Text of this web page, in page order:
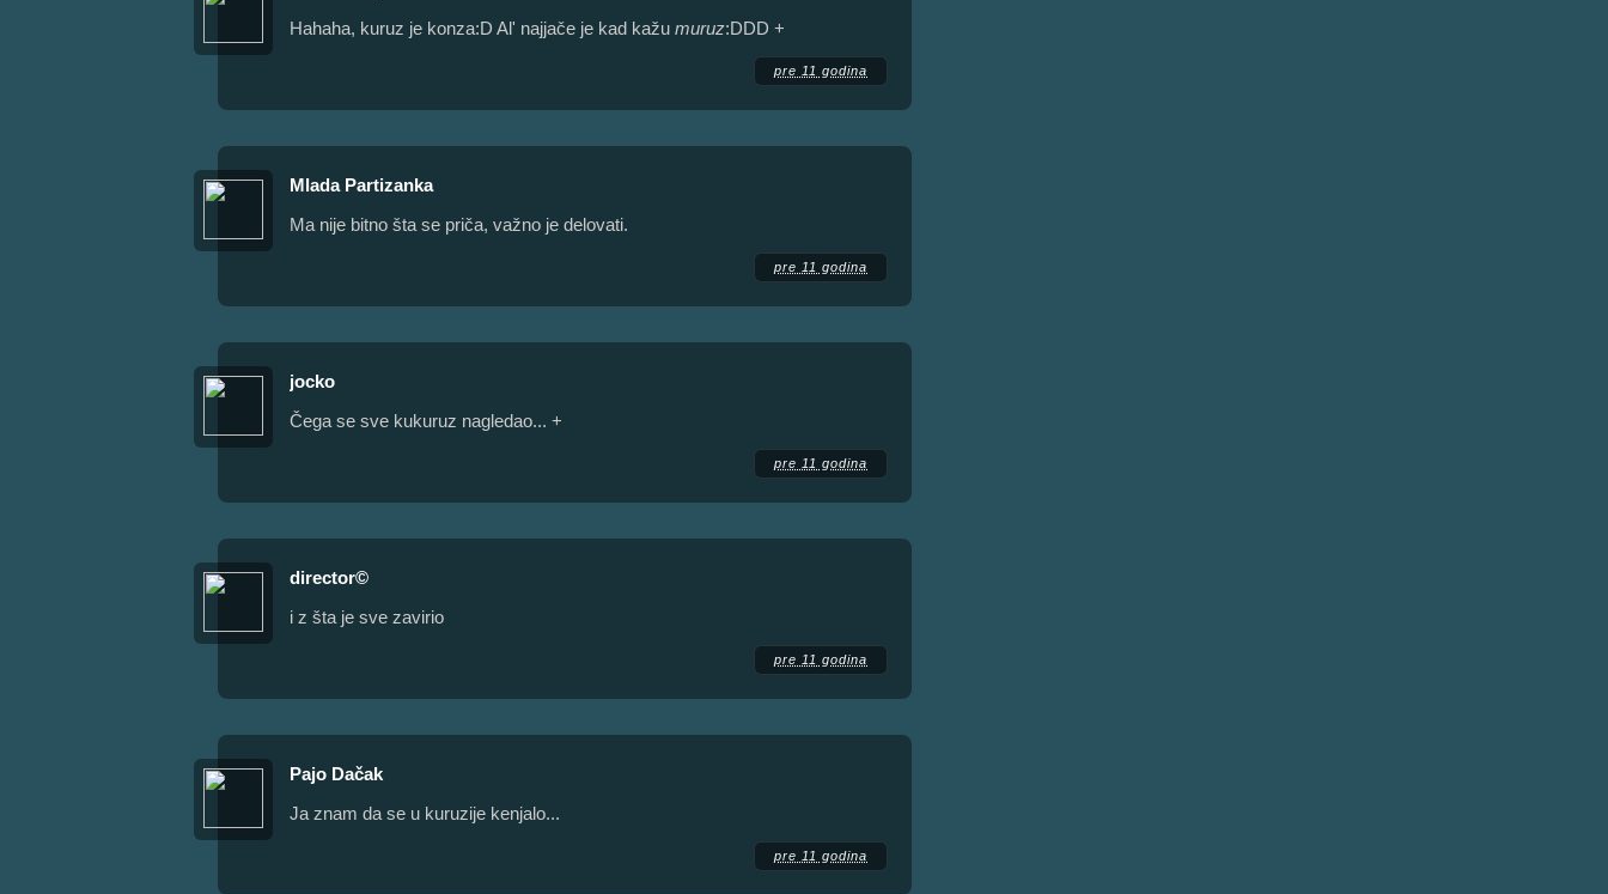
Hahaha, kuruz je konza:D Al' najjače je kad kažu muruz:DDD +
pre 11 godina
Mlada Partizanka
Ma nije bitno šta se priča, važno je delovati.
pre 11 godina
jocko
Čega se sve kukuruz nagledao... +
pre 11 godina
director©
i z šta je sve zavirio
pre 11 godina
Pajo Dačak
Ja znam da se u kuruzije kenjalo...
pre 11 godina